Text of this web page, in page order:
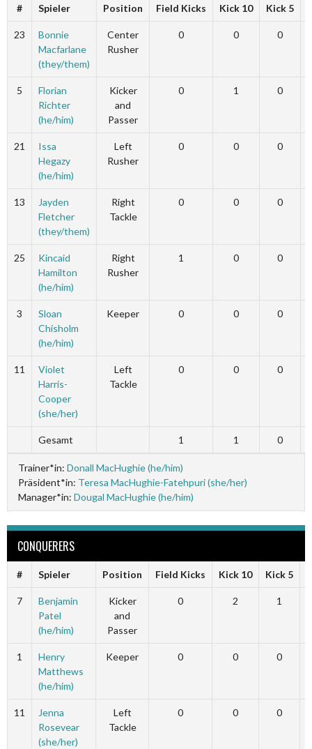
# Spieler Position Field Kicks Kick 10 Kick 5
23
Bonnie
Macfarlane
(they/them)
Center
Rusher
0 0 0
5
Florian
Richter
(he/him)
Kicker
and
Passer
0 1 0
21
Issa
Hegazy
(he/him)
Left
Rusher
0 0 0
13
Jayden
Fletcher
(they/them)
Right
Tackle
0 0 0
25
Kincaid
Hamilton
(he/him)
Right
Rusher
1 0 0
3
Sloan
Chisholm
(he/him)
Keeper 0 0 0
11
Violet
Harris-
Cooper
(she/her)
Left
Tackle
0 0 0
Gesamt 1 1 0
Trainer*in: Donall MacHughie (he/him)
Präsident*in: Teresa MacHughie-Fatehpuri (she/her)
Manager*in: Dougal MacHughie (he/him)
CONQUERERS
# Spieler Position Field Kicks Kick 10 Kick 5
7
Benjamin
Patel
(he/him)
Kicker
and
Passer
0 2 1
1
Henry
Matthews
(he/him)
Keeper 0 0 0
11
Jenna
Rosevear
(she/her)
Left
Tackle
0 0 0